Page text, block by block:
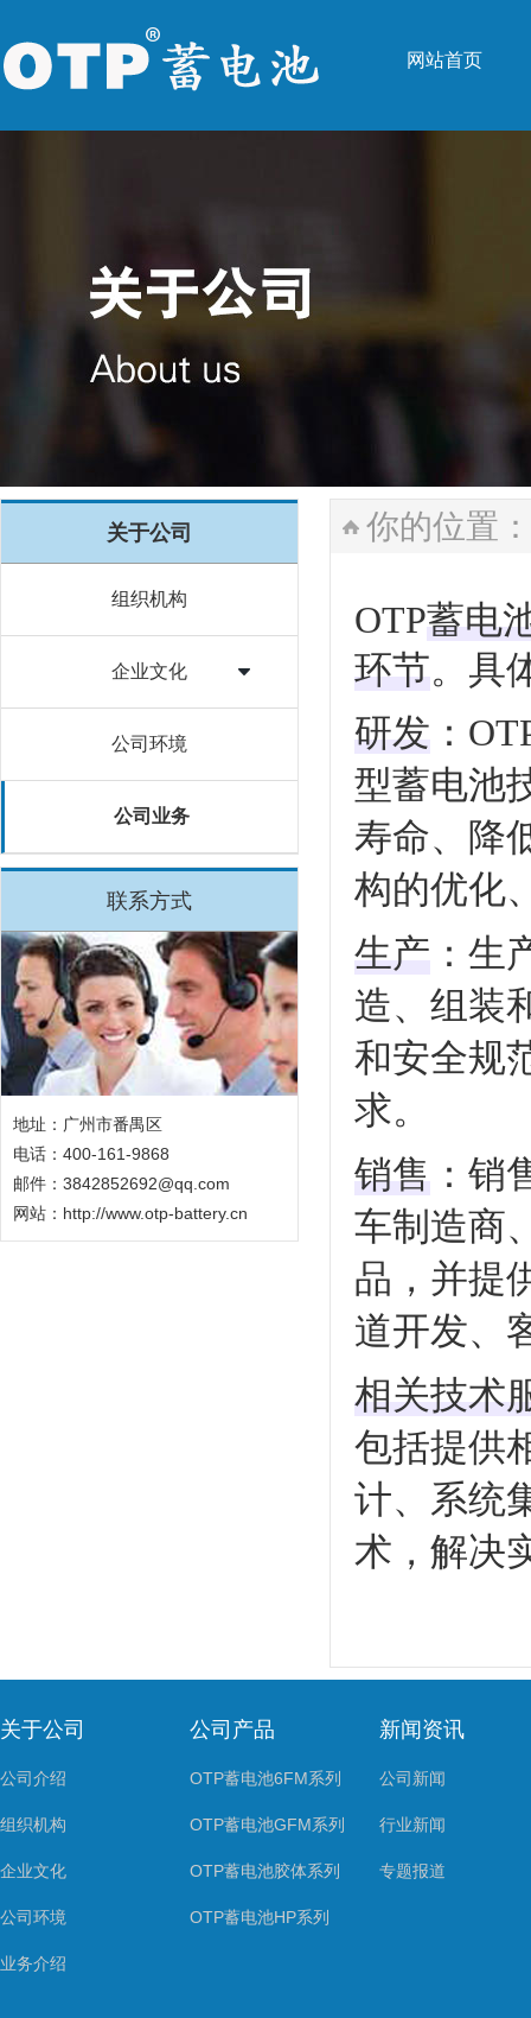
网站首页
关于公司
组织机构
企业文化
公司环境
公司业务
联系方式
地址：广州市番禺区
电话：400-161-9868
邮件：3842852692@qq.com
网站： http://www.otp-battery.cn
你的位置：
‌OTP蓄电
环节。具
研发 ：
型蓄电池
寿命、降
构的优化
生产 ：生
造、组装
和安全规
求‌。
销售 ：销
车制造商
品，并提
道开发、
相关技术
包括提供
计、系统
术，解决
关于公司
公司介绍
组织机构
企业文化
公司环境
业务介绍
公司产品
OTP蓄电池6FM系列
OTP蓄电池GFM系列
OTP蓄电池胶体系列
OTP蓄电池HP系列
新闻资讯
公司新闻
行业新闻
专题报道